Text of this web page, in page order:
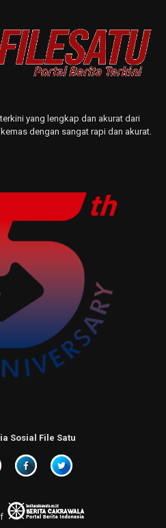
yang lengkap dan akurat dari
dengan sangat rapi dan akurat.
Sosial File Satu